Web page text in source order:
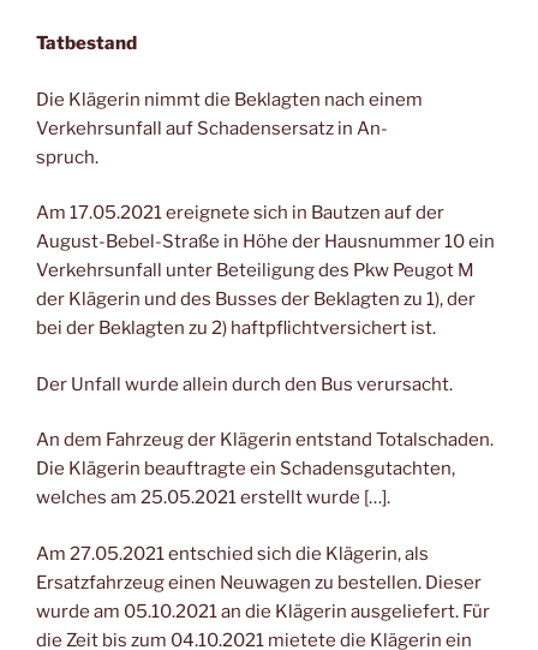
Tatbestand
Die Klägerin nimmt die Beklagten nach einem
Verkehrsunfall auf Schadensersatz in An-
spruch.
Am 17.05.2021 ereignete sich in Bautzen auf der
August-Bebel-Straße in Höhe der Hausnummer 10 ein
Verkehrsunfall unter Beteiligung des Pkw Peugot M
der Klägerin und des Busses der Beklagten zu 1), der
bei der Beklagten zu 2) haftpflichtversichert ist.
Der Unfall wurde allein durch den Bus verursacht.
An dem Fahrzeug der Klägerin entstand Totalschaden.
Die Klägerin beauftragte ein Schadensgutachten,
welches am 25.05.2021 erstellt wurde […].
Am 27.05.2021 entschied sich die Klägerin, als
Ersatzfahrzeug einen Neuwagen zu bestellen. Dieser
wurde am 05.10.2021 an die Klägerin ausgeliefert. Für
die Zeit bis zum 04.10.2021 mietete die Klägerin ein